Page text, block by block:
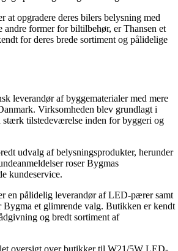
at opgradere deres bilers belysning med
former for biltilbehør, er Thansen et
for deres brede sortiment og pålidelige
leverandør af byggematerialer med mere
Virksomheden blev grundlagt i
stærk tilstedeværelse inden for byggeri og
udvalg af belysningsprodukter, herunder
roser Bygmas
kundeservice.
en pålidelig leverandør af LED-pærer samt
Bygma et glimrende valg. Butikken er kendt
og bredt sortiment af
oversigt over butikker til W21/5W LED-